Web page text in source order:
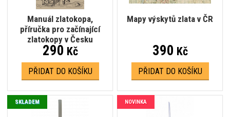
Manuál zlatokopa,
příručka pro začínající
zlatokopy v Česku
290 Kč
PŘIDAT DO KOŠÍKU
Mapy výskytů zlata v ČR
390 Kč
PŘIDAT DO KOŠÍKU
SKLADEM NOVINKA